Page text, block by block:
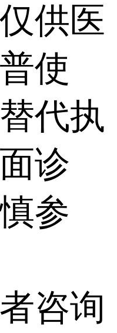
供医
使
代执
诊
参
咨询